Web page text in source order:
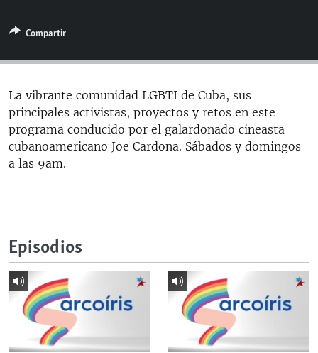
ESPECIALES
ESPECIALES
LA REALIDAD DE LA VIVIENDA EN CUBA
SER VIEJO EN CUBA
KENTU-CUBANO
LOS SANTOS DE HIALEAH
MULTIMEDIA
EDITORIALES
SÍGUENOS
Compartir
La vibrante comunidad LGBTI de Cuba, sus
principales activistas, proyectos y retos en este
programa conducido por el galardonado cineasta
cubanoamericano Joe Cardona. Sábados y domingos
a las 9am.
Episodios